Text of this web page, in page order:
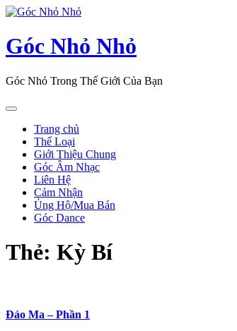
Skip
content
Góc Nhỏ Nhỏ
Góc Nhỏ Trong Thế Giới Của Bạn
Open
ButtonTrang chủ
Thể Loại
Giới Thiệu Chung
Góc Âm Nhạc
Liên Hệ
Cảm Nhận
Ủng Hộ/Mua Bán
Góc Dance
Button
Thẻ: Kỳ Bí
Đảo Ma – Phần 1